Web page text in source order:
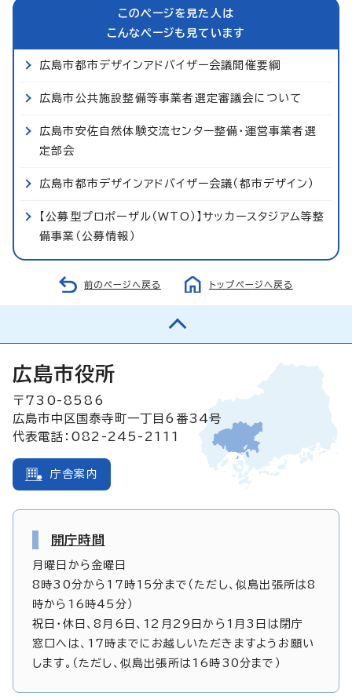
このページを見た人は
こんなページも見ています
広島市都市デザインアドバイザー会議開催要綱
広島市公共施設整備等事業者選定審議会について
広島市安佐自然体験交流センター整備・運営事業者選
定部会
広島市都市デザインアドバイザー会議（都市デザイン）
【公募型プロポーザル（WTO）】サッカースタジアム等整
備事業（公募情報）
前のページへ戻る トップページへ戻る
広島市役所
〒730-8586
広島市中区国泰寺町一丁目6番34号
代表電話：082-245-2111
庁舎案内
開庁時間
月曜日から金曜日
8時30分から17時15分まで（ただし、似島出張所は8
時から16時45分）
祝日・休日、8月6日、12月29日から1月3日は閉庁
窓口へは、17時までにお越しいただきますようお願い
します。（ただし、似島出張所は16時30分まで）